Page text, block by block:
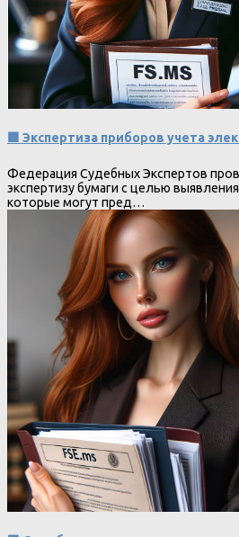
🟩 Экспертиза приборов учета
Федерация Судебных Экспертов
экспертизу бумаги с целью
которые могут пред…